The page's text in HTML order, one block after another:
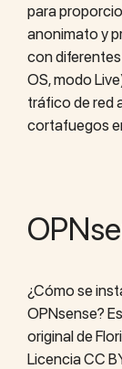
para
anonimato y
con
OS, modo
tráfico de red
cortafuegos
¿Cómo se
OPNsense?
original de
Licencia CC